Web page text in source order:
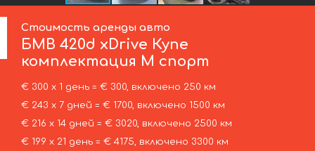
Стоимость аренды авто
БМВ420d xDrive Купе
комплектация М спорт
€ 300 х 1 день = € 300, включено 250 км
€ 243 х 7 дней = € 1700, включено 1500 км
€ 216 х 14 дней = € 3020, включено 2500 км
€ 199 х 21 день = € 4175, включено 3300 км